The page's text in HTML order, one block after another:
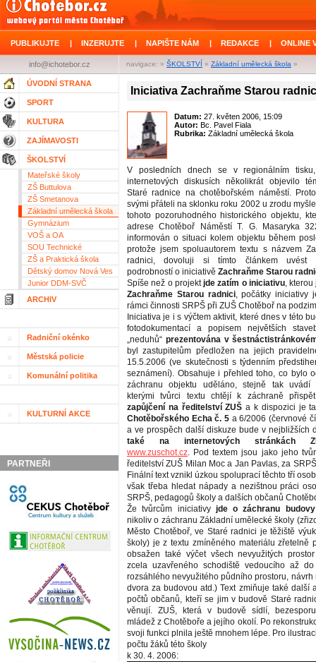
PUBLIKUJTE | INZERUJTE | NAPIŠTE NÁM | REDAKCE | ONLINE
navigace: » ŠKOLSTVÍ » Základní umělecká škola »
info@ichotebor.cz
ÚVODNÍ STRANA
SPORT
KULTURA
ZAJÍMAVOSTI
ŠKOLSTVÍ
Mateřské školy
ZŠ Buttulova
ZŠ Smetanova
Základní umělecká škola
Gymnázium
VOŠ a OA
SOU Technické
ZŠ a Praktická škola
Dětský domov Nová Ves
Junior DDM-SVČ
ARCHIV
Radniční okénko
Městská policie
Komunální politika
KULTURNÍ AKCE
PARTNEŘI
Iniciativa Zachraňme Starou
Datum: 27. květen 2006, 15:09
Autor: Bc. Pavel Fiala
Rubrika: Základní umělecká škola
V posledních dnech se v regionálním
internetových diskusích několikrát objevilo
Staré radnice na chotěbořském náměstí.
svými přáteli na sklonku roku 2002 u zrodu
tohoto pozoruhodného historického objektu,
adrese Chotěboř Náměstí T. G. Masaryka
informován o situaci kolem objektu během
protože jsem spoluautorem textu s názvem
radnici, dovoluji si tímto článkem uvést
podrobností o iniciativě Zachraňme Starou
Spíše než o projektjde zatím o iniciativu, kterou
Zachraňme Starou radnici, počátky iniciativy
rámci činnosti SRPŠ při ZUŠ Chotěboř na
Iniciativa je i s výčtem aktivit, které dnes v této
fotodokumentací a popisem největších
„neduhů“ prezentována v
byl zastupitelům předložen na jejich
15.5.2006 (ve skutečnosti s týdenním
seznámení). Obsahuje i přehled toho, co bylo
záchranu objektu uděláno, stejně tak uvádí
kterými tvůrci textu chtějí k záchraně
zapůjčení na ředitelství ZUŠ a k dispozici je
Chotěbořského Echa č. 5 a 6/2006 (červnové
a ve prospěch další diskuze bude v nejbližších
také na internetových stránkách
www.zuschot.cz. Pod textem jsou jako jeho
ředitelství ZUŠ Milan Moc a Jan Pavlas, za
Finální text vznikl úzkou spoluprací těchto tří
však třeba hledat nápady a nezištnou práci
SRPŠ, pedagogů školy a dalších občanů
Že tvůrcům iniciativy jde o záchranu
nikoliv o záchranu Základní umělecké školy
Město Chotěboř, ve Staré radnici je těžiště
školy) je z textu zmíněného materiálu zřetelně
obsažen také výčet všech nevyužitých
zcela uzavřeného schodiště vedoucího až
rozsáhlého nevyužitého půdního prostoru, návrh
dvora za budovou atd.) Text zmiňuje také další
počtů občanů, kteří se jim v budově Staré
věnují. ZUŠ, která v budově sídlí,
mládež z Chotěboře a jejího okolí. Po
svoji funkci plnila ještě mnohem lépe. Pro
počtu žáků této školy
k 30. 4. 2006: